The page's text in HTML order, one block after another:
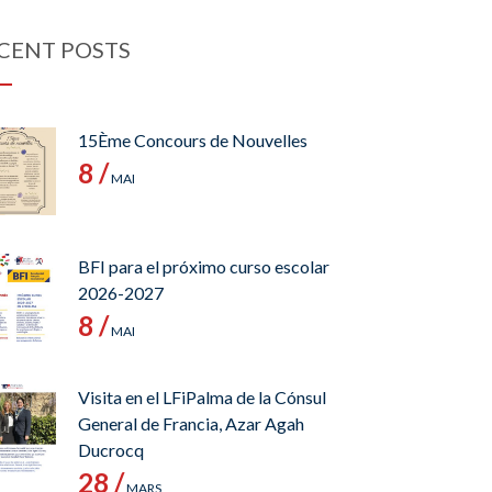
POSTS
15Ème Concours de Nouvelles
8 /MAI
BFI para el próximo curso escolar
2026-2027
8 /MAI
Visita en el LFiPalma de la Cónsul
General de Francia, Azar Agah
Ducrocq
28 /MARS